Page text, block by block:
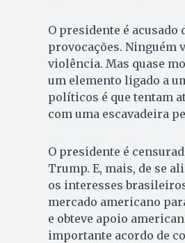
O presidente é
provocações. Ninguém
violência. Mas quase
um elemento ligado a
políticos é que tentam
com uma escavadeira
O presidente é
Trump. E, mais, de se
os interesses
mercado americano
e obteve apoio
importante acordo de